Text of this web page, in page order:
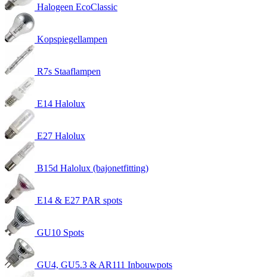
Halogeen EcoClassic
Kopspiegellampen
R7s Staaflampen
E14 Halolux
E27 Halolux
B15d Halolux (bajonetfitting)
E14 & E27 PAR spots
GU10 Spots
GU4, GU5.3 & AR111 Inbouwpots